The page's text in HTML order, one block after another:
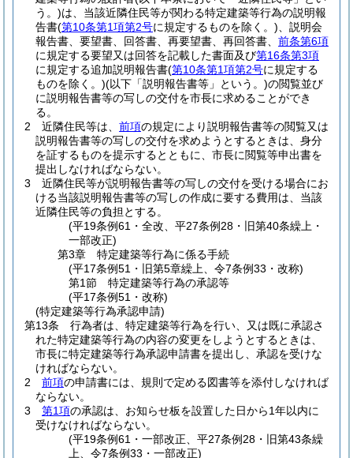
う。)は、当該近隣住民等が関わる特定建築等行為の説明報
告書(第10条第1項第2号に規定するものを除く。) 、説明会
報告書、要望書、回答書、再要望書、再回答書、 前条第6項
に規定する要望又は回答を記載した書面及び第16条第3項
に規定する追加説明報告書(第10条第1項第2号に規定する
ものを除く。)(以下「説明報告書等」という。)の閲覧並び
に説明報告書等の写しの交付を市長に求めることができ
る。
2
近隣住民等は、 前項の規定により説明報告書等の閲覧又は
説明報告書等の写しの交付を求めようとするときは、身分
を証するものを提示するとともに、市長に閲覧等申出書を
提出しなければならない。
3
近隣住民等が説明報告書等の写しの交付を受ける場合にお
ける当該説明報告書等の写しの作成に要する費用は、当該
近隣住民等の負担とする。
(平19条例61・全改、平27条例28・旧第40条繰上・
一部改正)
第3章
特定建築等行為に係る手続
(平17条例51・旧第5章繰上、令7条例33・改称)
第1節
特定建築等行為の承認等
(平17条例51・改称)
(特定建築等行為承認申請)
第13条
行為者は、特定建築等行為を行い、又は既に承認さ
れた特定建築等行為の内容の変更をしようとするときは、
市長に特定建築等行為承認申請書を提出し、承認を受けな
ければならない。
2
前項の申請書には、規則で定める図書等を添付しなければ
ならない。
3
第1項の承認は、お知らせ板を設置した日から1年以内に
受けなければならない。
(平19条例61・一部改正、平27条例28・旧第43条繰
上、令7条例33・一部改正)